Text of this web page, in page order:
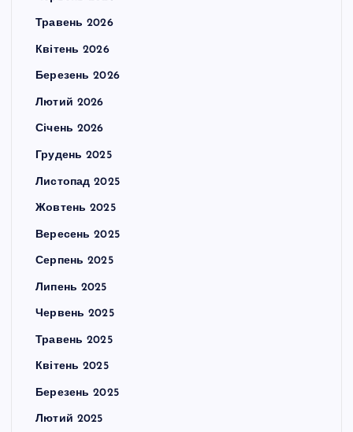
Травень 2026
Квітень 2026
Березень 2026
Лютий 2026
Січень 2026
Грудень 2025
Листопад 2025
Жовтень 2025
Вересень 2025
Серпень 2025
Липень 2025
Червень 2025
Травень 2025
Квітень 2025
Березень 2025
Лютий 2025